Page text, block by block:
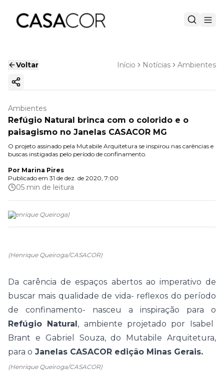
Voltar Início Notícias Ambientes
Copiar link
Ambientes
Refúgio Natural brinca com o colorido e o
paisagismo no Janelas CASACOR MG
O projeto assinado pela Mutabile Arquitetura se inspirou nas carências e
buscas instigadas pelo período de confinamento.
Por Marina Pires
Publicado em 31 de dez. de 2020, 7:00
05 min de leitura
(Henrique Queiroga)
(Henrique Queiroga/CASACOR)
Da carência de espaços abertos ao imperativo de
buscar mais qualidade de vida- reflexos do período
de confinamento- nasceu a inspiração para o
Refúgio Natural, ambiente projetado por Isabel
Brant e Gabriel Souza, do Mutabile Arquitetura,
para o Janelas CASACOR edição Minas Gerais.
(Henrique Queiroga/CASACOR)